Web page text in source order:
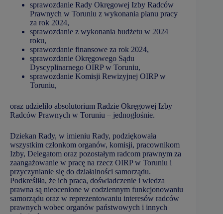
sprawozdanie Rady Okręgowej Izby Radców
Prawnych w Toruniu z wykonania planu pracy
za rok 2024,
sprawozdanie z wykonania budżetu w 2024
roku,
sprawozdanie finansowe za rok 2024,
sprawozdanie Okręgowego Sądu
Dyscyplinarnego OIRP w Toruniu,
sprawozdanie Komisji Rewizyjnej OIRP w
Toruniu,
oraz udzieliło absolutorium Radzie Okręgowej Izby
Radców Prawnych w Toruniu – jednogłośnie.
Dziekan Rady, w imieniu Rady, podziękowała
wszystkim członkom organów, komisji, pracownikom
Izby, Delegatom oraz pozostałym radcom prawnym za
zaangażowanie w pracę na rzecz OIRP w Toruniu i
przyczynianie się do działalności samorządu.
Podkreśliła, że ich praca, doświadczenie i wiedza
prawna są nieocenione w codziennym funkcjonowaniu
samorządu oraz w reprezentowaniu interesów radców
prawnych wobec organów państwowych i innych